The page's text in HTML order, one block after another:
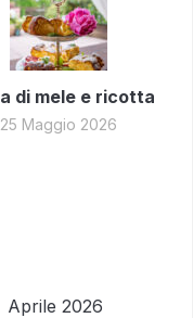
di mele e ricotta
25 Maggio 2026
Aprile 2026